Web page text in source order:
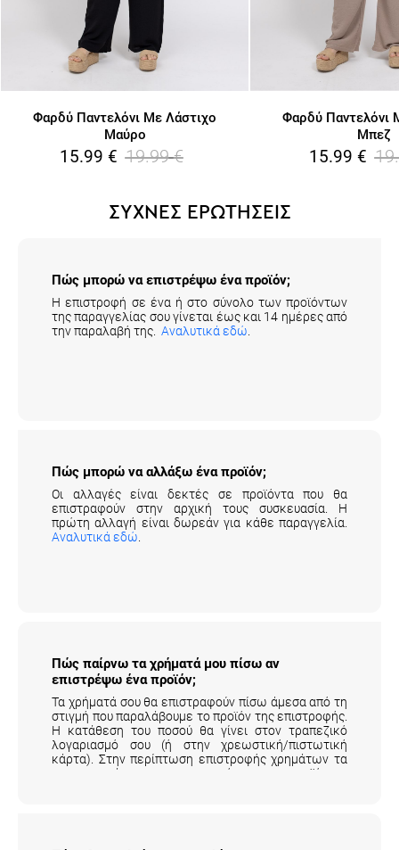
Μαύρο
€ 19.99
Μπεζ
€
Η επιστροφή σε ένα ή στο σύνολο των προϊόντων
της παραγγελίας σου γίνεται έως και 14 ημέρες από
την παραλαβή της.Αναλυτικά εδώ.
Οι αλλαγές είναι δεκτές σε προϊόντα που θα
επιστραφούν στην αρχική τους συσκευασία. Η
πρώτη αλλαγή είναι δωρεάν για κάθε παραγγελία.
Αναλυτικά εδώ
επιστρέψω ένα προϊόν;
Τα χρήματά σου θα επιστραφούν πίσω άμεσα από τη
στιγμή που παραλάβουμε το προϊόν της επιστροφής.
Η κατάθεση του ποσού θα γίνει στον τραπεζικό
λογαριασμό σου (ή στην χρεωστική/πιστωτική
κάρτα). Στην περίπτωση επιστροφής χρημάτων τα
μεταφορικά της επιστροφής του προϊόντος
επιβαρύνουν τον πελάτη.
Αναλυτικά εδώ